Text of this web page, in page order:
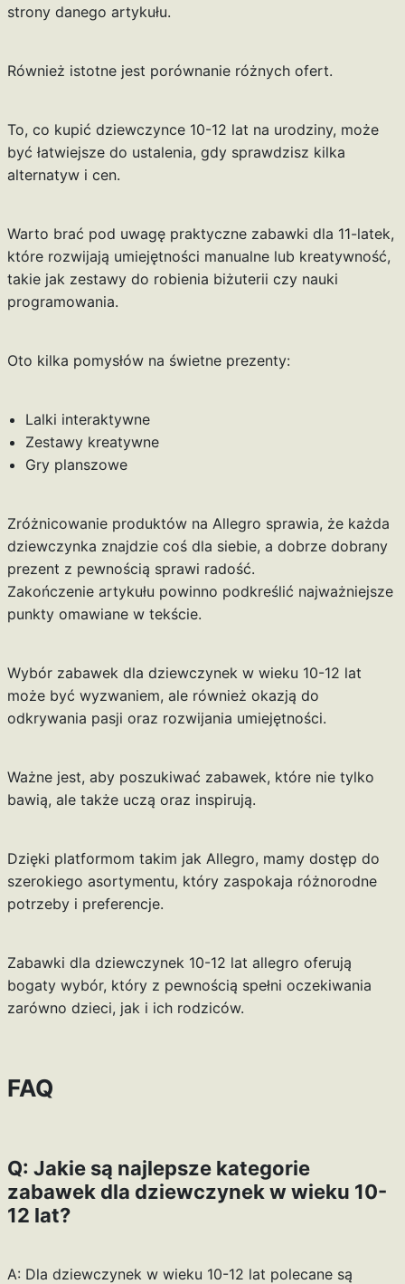
strony danego artykułu.
Również istotne jest porównanie różnych ofert.
To, co kupić dziewczynce 10-12 lat na urodziny, może
być łatwiejsze do ustalenia, gdy sprawdzisz kilka
alternatyw i cen.
Warto brać pod uwagę praktyczne zabawki dla 11-latek,
które rozwijają umiejętności manualne lub kreatywność,
takie jak zestawy do robienia biżuterii czy nauki
programowania.
Oto kilka pomysłów na świetne prezenty:
Lalki interaktywne
Zestawy kreatywne
Gry planszowe
Zróżnicowanie produktów na Allegro sprawia, że każda
dziewczynka znajdzie coś dla siebie, a dobrze dobrany
prezent z pewnością sprawi radość.
Zakończenie artykułu powinno podkreślić najważniejsze
punkty omawiane w tekście.
Wybór zabawek dla dziewczynek w wieku 10-12 lat
może być wyzwaniem, ale również okazją do
odkrywania pasji oraz rozwijania umiejętności.
Ważne jest, aby poszukiwać zabawek, które nie tylko
bawią, ale także uczą oraz inspirują.
Dzięki platformom takim jak Allegro, mamy dostęp do
szerokiego asortymentu, który zaspokaja różnorodne
potrzeby i preferencje.
Zabawki dla dziewczynek 10-12 lat allegro oferują
bogaty wybór, który z pewnością spełni oczekiwania
zarówno dzieci, jak i ich rodziców.
FAQ
Q: Jakie są najlepsze kategorie
zabawek dla dziewczynek w wieku 10-
12 lat?
A: Dla dziewczynek w wieku 10-12 lat polecane są